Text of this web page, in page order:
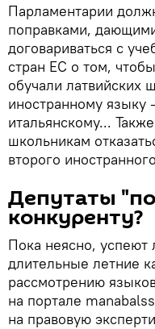
Парламентарии
поправками,
договариваться с
стран ЕС о том,
обучали латвийских
иностранному языку
итальянскому...
школьникам
второго
Депутаты
конкуренту?
Пока неясно, успеют
длительные летние
рассмотрению
на портале
на правовую